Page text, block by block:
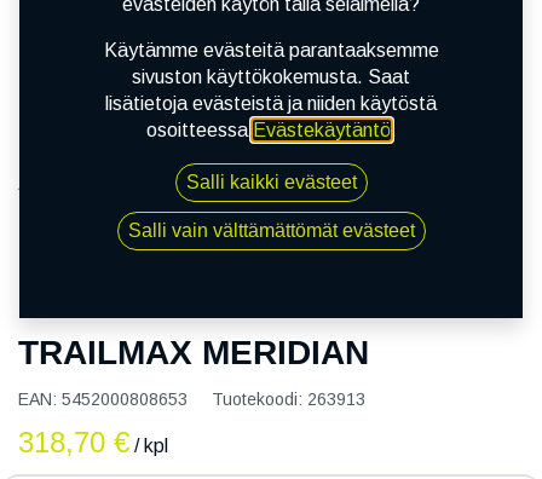
150/70R17 69V DUNLOP TRAILMAX MERIDIAN
TRAILMAX MERIDIAN
EAN: 5452000808653 Tuotekoodi: 263913
318,70 € / kpl
evästeiden käytön tällä selaimella?
Käytämme evästeitä parantaaksemme
sivuston käyttökokemusta. Saat
lisätietoja evästeistä ja niiden käytöstä
osoitteessa Evästekäytäntö.
Salli kaikki evästeet
Salli vain välttämättömät evästeet